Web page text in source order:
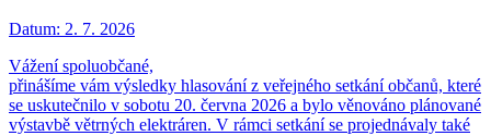
Datum: 2. 7. 2026
Vážení spoluobčané,
přinášíme vám výsledky hlasování z veřejného setkání občanů, které
se uskutečnilo v sobotu 20. června 2026 a bylo věnováno plánované
výstavbě větrných elektráren. V rámci setkání se projednávaly také